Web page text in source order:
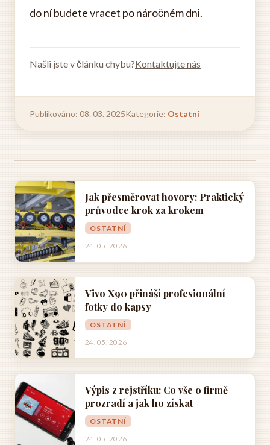
do ní budete vracet po náročném dni.
Našli jste v článku chybu?Kontaktujte nás
Publikováno: 08. 03. 2025Kategorie: Ostatní
Jak přesměrovat hovory: Praktický
průvodce krok za krokem
OSTATNÍ
24. 05. 2026
Vivo X90 přináší profesionální
fotky do kapsy
OSTATNÍ
24. 05. 2026
Výpis z rejstříku: Co vše o firmě
prozradí a jak ho získat
OSTATNÍ
24. 05. 2026